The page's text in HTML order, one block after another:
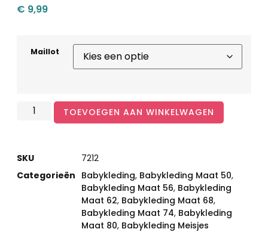
€ 9,99
Maillot
TOEVOEGEN AAN WINKELWAGEN
SKU
7212
Categorieën Babykleding, Babykleding Maat 50,
Babykleding Maat 56, Babykleding
Maat 62, Babykleding Maat 68,
Babykleding Maat 74, Babykleding
Maat 80, Babykleding Meisjes